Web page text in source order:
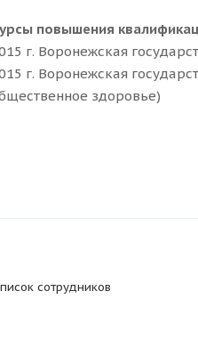
повышения
г. Воронежская
г. Воронежская
здоровье)
сотрудников